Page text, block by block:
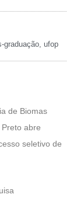
m
graduação, ufop
de Biomas
abre
seletivo de